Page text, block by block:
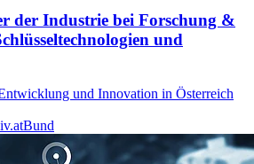
der Industrie bei Forschung &
und
und Innovation in Österreich
Bund